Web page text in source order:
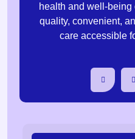
health and well-
quality, convenient,
care accessible